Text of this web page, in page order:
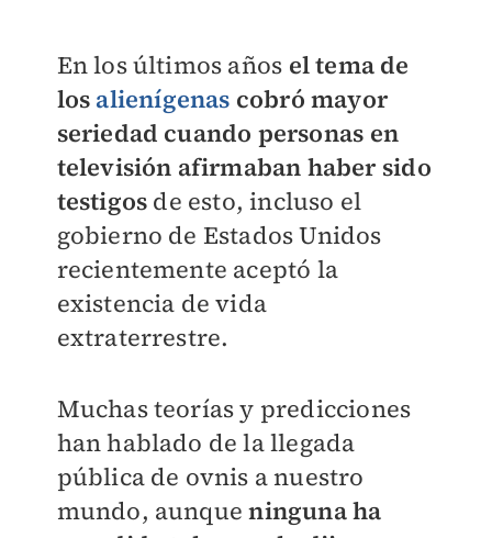
En los últimos años el tema de
los alienígenas cobró mayor
seriedad cuando personas en
televisión afirmaban haber sido
testigos de esto, incluso el
gobierno de Estados Unidos
recientemente aceptó la
existencia de vida
extraterrestre.
Muchas teorías y predicciones
han hablado de la llegada
pública de ovnis a nuestro
mundo, aunqueninguna ha